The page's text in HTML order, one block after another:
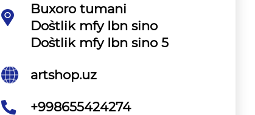
Buxoro tumani
Do`stlik mfy Ibn sino
Do`stlik mfy Ibn sino 5
artshop.uz
+998655424274